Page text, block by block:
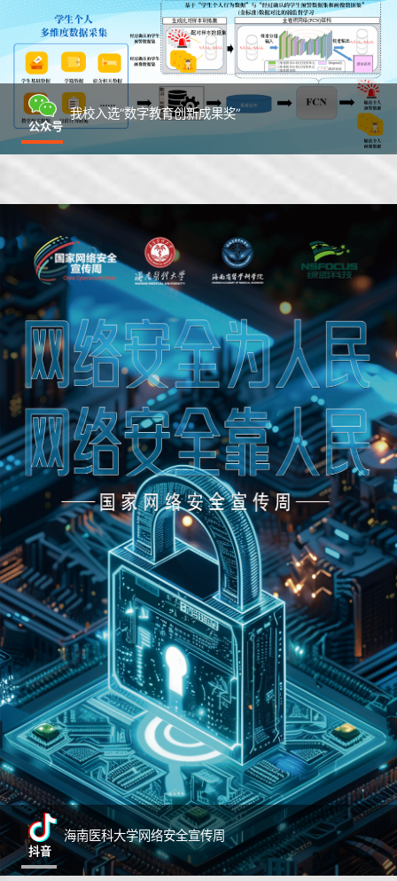
公众号
我校入选“数字教育创新成果奖”
抖音
海南医科大学网络安全宣传周